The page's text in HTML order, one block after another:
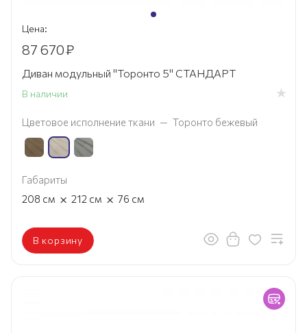
Цена:
87 670₽
Диван модульный "Торонто 5" СТАНДАРТ
В наличии
Цветовое исполнение ткани — Торонто бежевый
Габариты
208 см × 212 см × 76 см
В корзину